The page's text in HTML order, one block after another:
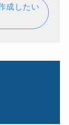
成したい